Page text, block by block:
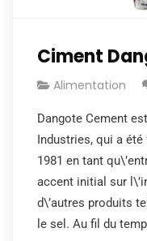
Ciment
Alimentation
Dangote Cement
Industries, qui a
1981 en tant
accent initial sur
d\’autres produits
le sel. Au fil du